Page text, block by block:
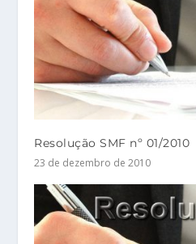
Resolução SMF nº 01/2010
23 de dezembro de 2010